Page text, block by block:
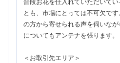
普段お花を仕入れていただいて
とも、市場にとっては不可欠で
の方から寄せられる声を伺いな
についてもアンテナを張ります。
＜お取引先エリア＞